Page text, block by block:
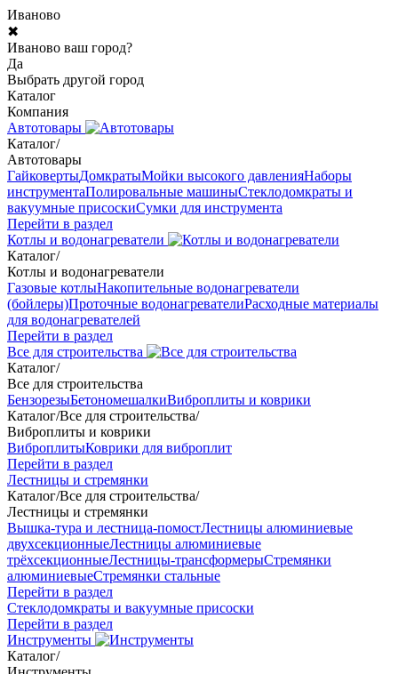
Иваново
✖
Иваново ваш город?
Да
Выбрать другой город
Каталог
Компания
Автотовары
Каталог/
Автотовары
ГайковертыДомкратыМойки высокого давленияНаборы
инструментаПолировальные машиныСтеклодомкраты и
вакуумные присоскиСумки для инструмента
Перейти в раздел
Котлы и водонагреватели
Каталог/
Котлы и водонагреватели
Газовые котлыНакопительные водонагреватели
(бойлеры)Проточные водонагревателиРасходные материалы
для водонагревателей
Перейти в раздел
Все для строительства
Каталог/
Все для строительства
БензорезыБетономешалкиВиброплиты и коврики
Каталог/Все для строительства/
Виброплиты и коврики
ВиброплитыКоврики для виброплит
Перейти в раздел
Лестницы и стремянки
Каталог/Все для строительства/
Лестницы и стремянки
Вышка-тура и лестница-помостЛестницы алюминиевые
двухсекционныеЛестницы алюминиевые
трёхсекционныеЛестницы-трансформерыСтремянки
алюминиевыеСтремянки стальные
Перейти в раздел
Стеклодомкраты и вакуумные присоски
Перейти в раздел
Инструменты
Каталог/